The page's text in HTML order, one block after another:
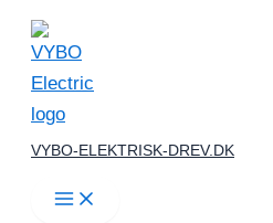
Gå
indholdet
VYBO-ELEKTRISK-DREV.DK